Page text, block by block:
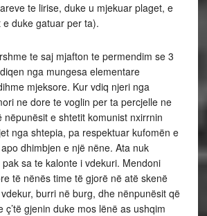
te lirise, duke u mjekuar plaget, e
duke gatuar per ta).
te saj mjafton te permendim se 3
nga mungesa elementare
mjeksore. Kur vdiq njeri nga
ne dore te voglin per ta percjelle ne
nëpunësit e shtetit komunist nxirrnin
nga shtepia, pa respektuar kufomën e
dhimbjen e një nëne. Ata nuk
sa te kalonte i vdekuri. Mendoni
të nënës time të gjorë në atë skenë
burri në burg, dhe nënpunësit që
ç’të gjenin duke mos lënë as ushqim